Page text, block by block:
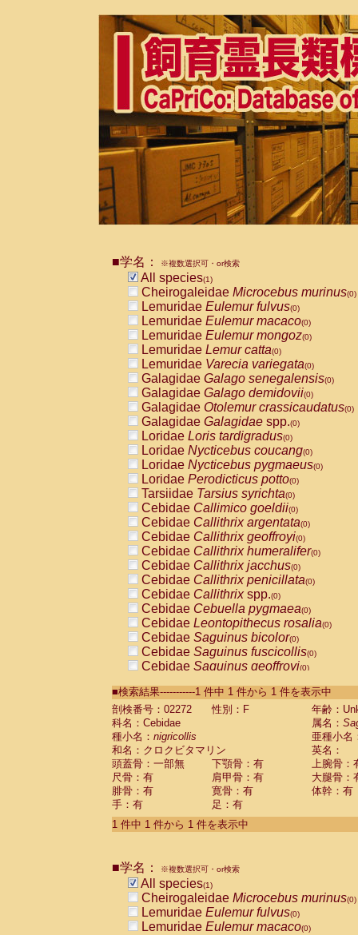
■学名： ※複数選択可・or検索
All species(1)
Cheirogaleidae Microcebus murinus(0)
Lemuridae Eulemur fulvus(0)
Lemuridae Eulemur macaco(0)
Lemuridae Eulemur mongoz(0)
Lemuridae Lemur catta(0)
Lemuridae Varecia variegata(0)
Galagidae Galago senegalensis(0)
Galagidae Galago demidovii(0)
Galagidae Otolemur crassicaudatus(0)
Galagidae Galagidae spp.(0)
Loridae Loris tardigradus(0)
Loridae Nycticebus coucang(0)
Loridae Nycticebus pygmaeus(0)
Loridae Perodicticus potto(0)
Tarsiidae Tarsius syrichta(0)
Cebidae Callimico goeldii(0)
Cebidae Callithrix argentata(0)
Cebidae Callithrix geoffroyi(0)
Cebidae Callithrix humeralifer(0)
Cebidae Callithrix jacchus(0)
Cebidae Callithrix penicillata(0)
Cebidae Callithrixspp.(0)
Cebidae Cebuella pygmaea(0)
Cebidae Leontopithecus rosalia(0)
Cebidae Saguinus bicolor(0)
Cebidae Saguinus fuscicollis(0)
Cebidae Saguinus geoffroyi(0)
CebidaeSaguinus labiatus(0)
Cebidae Saguinus leucopus (0)
Cebidae
CebidaeSaguinus mystax
CebidaeSaguinus nigricollis (1)
Cebidae Saguinus oedipus
Cebidae Saguinus weddelli
Cebidae Saguinusspp.
Cebidae Aotus trivirgatus
Cebidae Cebus albifrons
CebidaeCebus nigrivittatus
CebidaeCebus
CebidaeSaimiri boliviensis(0)
CebidaeSaimiri sciureus(0)
AtelidaeAlouatta caraya(0)
■検索結果-----------1 件中 1 件から 1 件を表示中
剖検番号：02272
性別：F
年齢：
科名：Cebidae
属名：
種小名： nigricollis
亜種小名
和名：クロクビタマリン
英名：
頭蓋骨：一部無
下顎骨：有
上腕骨：
尺骨：有
肩甲骨：有
大腿骨：
腓骨：有
寛骨：有
体幹：有
手：有
足：有
1 件中 1 件から 1 件を表示中
■学名： ※複数選択可・or検索
All species(1)
Cheirogaleidae Microcebus murinus(0)
Lemuridae Eulemur fulvus(0)
Lemuridae Eulemur macaco(0)